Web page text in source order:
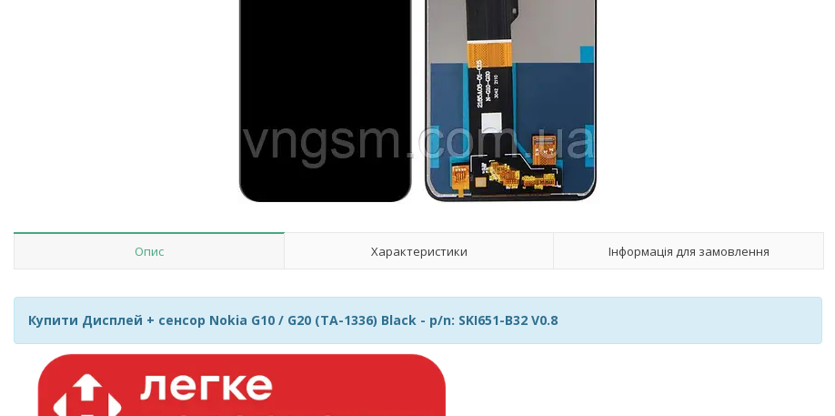
Опис Характеристики Інформація для замовлення
Купити Дисплей + сенсор Nokia G10 / G20 (TA-1336) Black - p/n: SKI651-B32 V0.8